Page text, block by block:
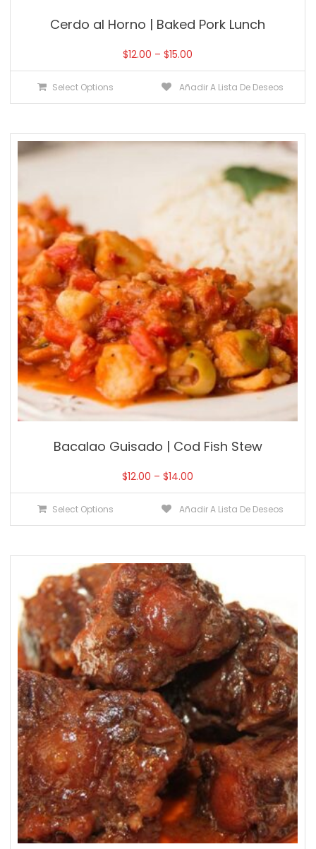
Cerdo al Horno | Baked Pork Lunch
$12.00 –$15.00
Select Options Añadir A Lista De Deseos
Bacalao Guisado | Cod Fish Stew
$12.00 –$14.00
Select Options Añadir A Lista De Deseos